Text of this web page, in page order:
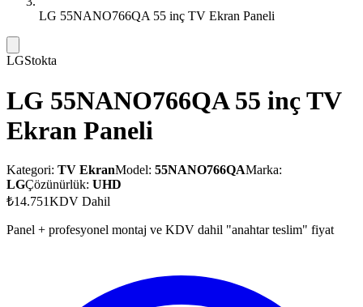
LG 55NANO766QA 55 inç TV Ekran Paneli
LGStokta
LG 55NANO766QA 55 inç TV
Ekran Paneli
Kategori: TV EkranModel: 55NANO766QAMarka:
LGÇözünürlük: UHD
₺14.751KDV Dahil
Panel + profesyonel montaj ve KDV dahil "anahtar teslim" fiyat